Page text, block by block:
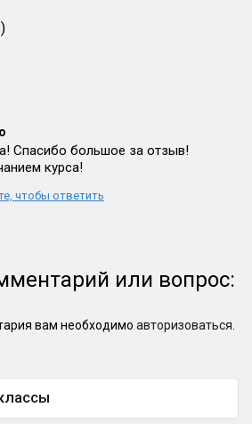
Спасибо большое за отзыв!
курса!
чтобы ответить
или вопрос:
вам необходимо авторизоваться